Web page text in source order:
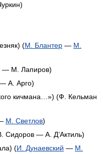
(М. Блантер — М.
— М. Лапиров)
А. Арго)
кичмана…») (Ф. Кельман
М. Светлов)
Сидоров — А. Д’Актиль)
(И. Дунаевский — М.